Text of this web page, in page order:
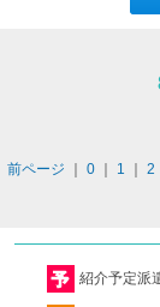
前ページ 0｜ 1 2
紹介予定派